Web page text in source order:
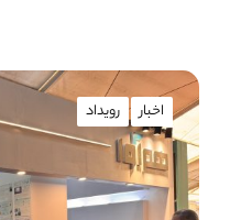
اخبار رویداد